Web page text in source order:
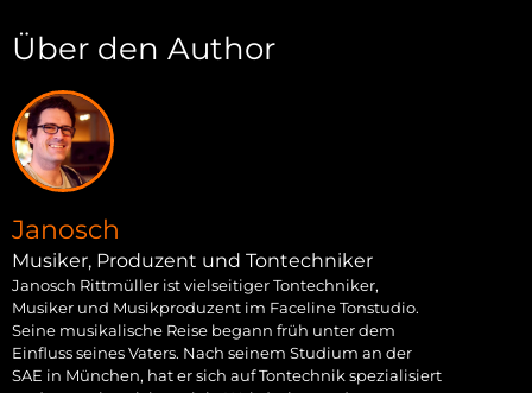
Über den Author
Janosch
Musiker, Produzent und Tontechniker
Janosch Rittmüller ist vielseitiger Tontechniker,
Musiker und Musikproduzent im Faceline Tonstudio.
Seine musikalische Reise begann früh unter dem
Einfluss seines Vaters. Nach seinem Studium an der
SAE in München, hat er sich auf Tontechnik spezialisiert